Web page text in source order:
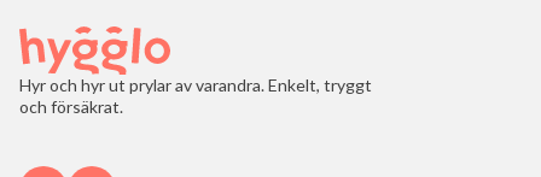
Hyr och hyr ut prylar av varandra. Enkelt, tryggt
och försäkrat.